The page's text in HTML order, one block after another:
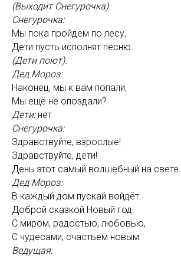
(Выходит Снегурочка).
Снегурочка:
Мы пока пройдём по лесу,
Дети пусть исполнят песню.
(Дети поют).
Дед Мороз:
Наконец, мы к вам попали,
Мы ещё не опоздали?
Дети:нет
Снегурочка:
Здравствуйте, взрослые!
Здравствуйте, дети!
День этот самый волшебный на свете.
Дед Мороз:
В каждый дом пускай войдёт
Доброй сказкой Новый год.
С миром, радостью, любовью,
С чудесами, счастьем новым.
Ведущая: